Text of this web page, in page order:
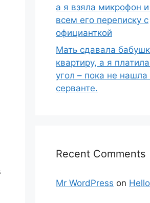
а я взяла микрофон и
всем его переписку с
официанткой
Мать сдавала
квартиру, а я
угол – пока не нашла
серванте.
Recent Comments
Mr WordPress on